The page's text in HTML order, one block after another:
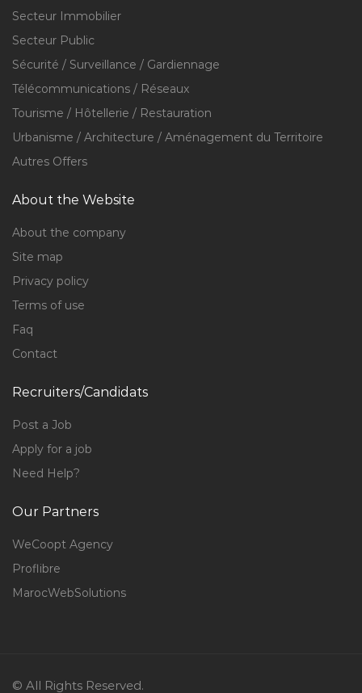
Secteur Immobilier
Secteur Public
Sécurité / Surveillance / Gardiennage
Télécommunications / Réseaux
Tourisme / Hôtellerie / Restauration
Urbanisme / Architecture / Aménagement du Territoire
Autres Offers
About the Website
About the company
Site map
Privacy policy
Terms of use
Faq
Contact
Recruiters/Candidats
Post a Job
Apply for a job
Need Help?
Our Partners
WeCoopt Agency
Proflibre
MarocWebSolutions
© All Rights Reserved.